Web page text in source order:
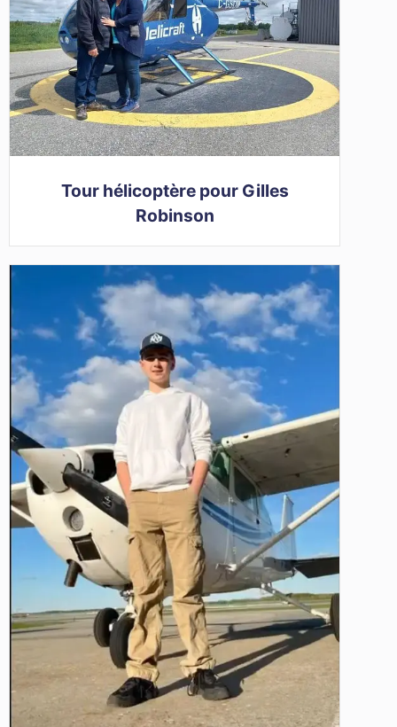
Tour hélicoptère pour Gilles
Robinson